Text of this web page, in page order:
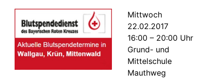
Mittwoch
22.02.2017
16:00 – 20:00 Uhr
Grund- und
Mittelschule
Mauthweg